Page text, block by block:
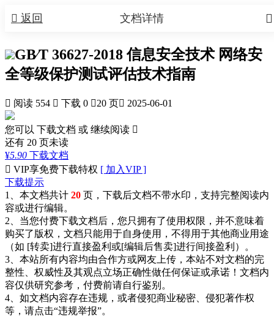
 返回 
文档详情
GB∕T 36627-2018 信息安全技术 网络安
全等级保护测试评估技术指南
 阅读 554  下载 0 20 页 2025-06-01
您可以 下载文档 或 继续阅读 
还有 20 页未读
¥5.90 下载文档
 VIP享免费下载特权 [ 加入VIP ]
下载提示
1、本文档共计 20 页，下载后文档不带水印，支持完整阅读内
容或进行编辑。
2、当您付费下载文档后，您只拥有了使用权限，并不意味着
购买了版权，文档只能用于自身使用，不得用于其他商业用途
（如 [转卖]进行直接盈利或[编辑后售卖]进行间接盈利）。
3、本站所有内容均由合作方或网友上传，本站不对文档的完
整性、权威性及其观点立场正确性做任何保证或承诺！文档内
容仅供研究参考，付费前请自行鉴别。
4、如文档内容存在违规，或者侵犯商业秘密、侵犯著作权
等，请点击“违规举报”。